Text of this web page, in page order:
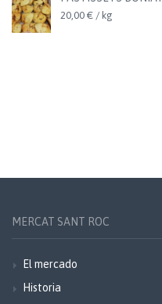
20,00 € / kg
MERCAT SANT ROC
El mercado
Historia